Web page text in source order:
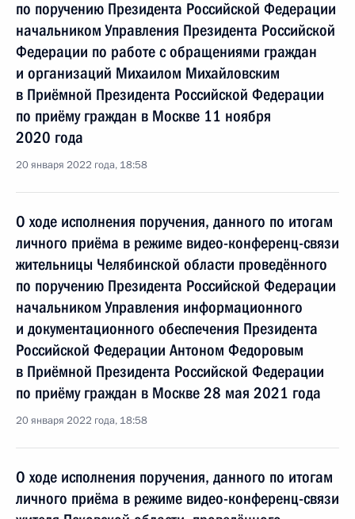
по поручению Президента Российской Федерации
начальником Управления Президента Российской
Федерации по работе с обращениями граждан
и организаций Михаилом Михайловским
в Приёмной Президента Российской Федерации
по приёму граждан в Москве 11 ноября
2020 года
20 января 2022 года, 18:58
О ходе исполнения поручения, данного по итогам
личного приёма в режиме видео-конференц-связи
жительницы Челябинской области проведённого
по поручению Президента Российской Федерации
начальником Управления информационного
и документационного обеспечения Президента
Российской Федерации Антоном Федоровым
в Приёмной Президента Российской Федерации
по приёму граждан в Москве 28 мая 2021 года
20 января 2022 года, 18:58
О ходе исполнения поручения, данного по итогам
личного приёма в режиме видео-конференц-связи